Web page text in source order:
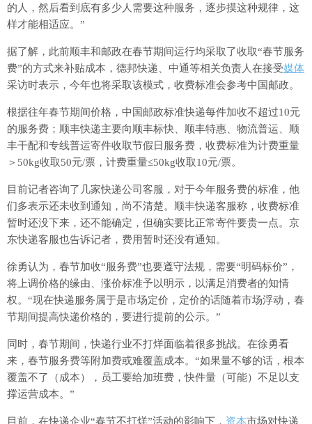
的人，然后看到底有多少人需要这种服务，逐步摸这种规律，这
样才能相适应。”
据了解，此前顺丰和邮政在春节期间运行均采取了收取“春节服务
费”的方式来补贴成本，德邦快递、中通等相关负责人在接受媒体
采访时表示，今年也将采取该模式，收费标准会参考中国邮政。
根据往年春节期间价格，中国邮政标准快递每件加收不超过10元
的服务费；顺丰快递主要向顺丰标快、顺丰特惠、物流普运、顺
丰干配和专线普运寄件收取节假日服务费，收费标准为计费重量
＞50kg收取50元/票，计费重量≤50kg收取10元/票。
目前记者咨询了几家快递公司客服，对于今年服务费的标准，他
们多表示还未收到通知，尚不清楚。顺丰快递客服称，收费标准
暂时还没下来，还不能确定，但确实要比正常寄件要贵一点。京
东快递客服也告诉记者，费用暂时还没有通知。
徐勇认为，春节加收“服务费”也要遵守法规，需要“明码标价”，
将上调价格的缘由、涨价标准予以明示，以满足消费者的知情
权。“现在快递服务属于是市场定价，定价的话随着市场浮动，春
节期间提高快递价格的，要进行提前的公示。”
同时，春节期间，快递行业不打烊面临着很多挑战。在徐勇看
来，春节服务费等附加费或难覆盖成本。“如果量不够的话，根本
覆盖不了（成本），员工要给加班费，快件量（可能）不足以支
撑运营成本。”
目前，在快递企业“春节不打烊”活动的影响下， 资本市场对快递